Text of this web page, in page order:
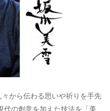
から伝わる思いや祈りを手先
代の創意を加えた技法を「美